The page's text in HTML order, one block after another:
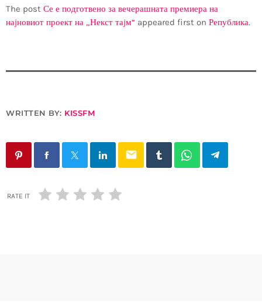
The post Се е подготвено за вечерашната премиера на
најновиот проект на „Некст тајм“ appeared first on Република.
WRITTEN BY: KISSFM
email
RATE IT